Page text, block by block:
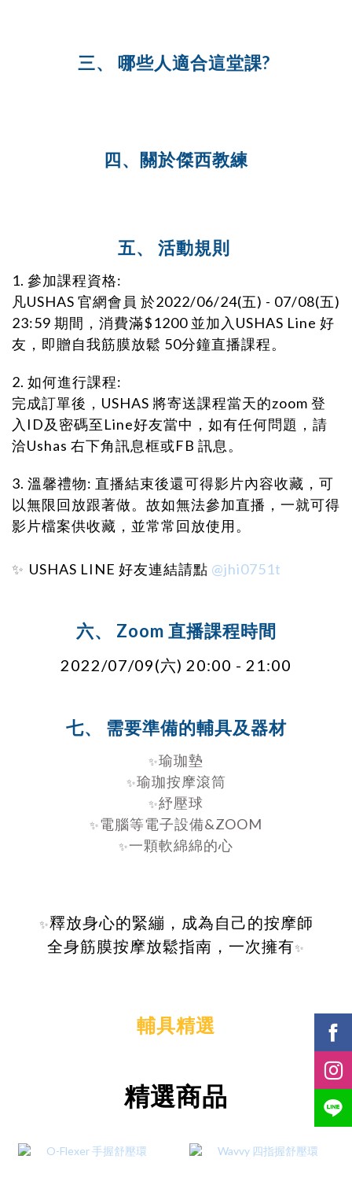
三、 哪些人適合這堂課?
四、關於傑西教練
五、 活動規則
1. 參加課程資格:
凡USHAS 官網會員 於2022/06/24(五) - 07/08(五)
23:59 期間， 消費滿$1200 並加入USHAS Line 好
友，即贈自我筋膜放鬆 50分鐘直播課程。
2. 如何進行課程:
完成訂單後，USHAS 將寄送課程當天的zoom 登
入ID及密碼至Line好友當中，如有任何問題，請
洽Ushas 右下角訊息框或FB 訊息。
3. 溫馨禮物: 直播結束後還可得影片內容收藏，可
以無限回放跟著做。故如無法參加直播，一就可得
影片檔案供收藏，並常常回放使用。
✨ USHAS LINE 好友連結請點 @jhi0751t
六、 Zoom 直播課程時間
2022/07/09(六) 20:00 - 21:00
七、 需要準備的輔具及器材
✨瑜珈墊
✨瑜珈按摩滾筒
✨紓壓球
✨電腦等電子設備&ZOOM
✨一顆軟綿綿的心
✨釋放身心的緊繃，成為自己的按摩師
全身筋膜按摩放鬆指南，一次擁有✨
輔具精選
精選商品